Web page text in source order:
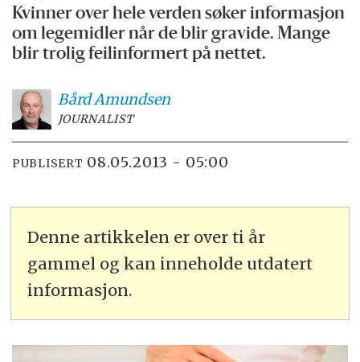
Kvinner over hele verden søker informasjon
om legemidler når de blir gravide. Mange
blir trolig feilinformert på nettet.
BårdAmundsen
JOURNALIST
PUBLISERT 08.05.2013 - 05:00
Denne artikkelen er over ti år
gammel og kan inneholde utdatert
informasjon.